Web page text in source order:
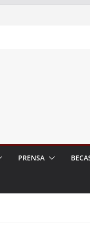
PRENSA